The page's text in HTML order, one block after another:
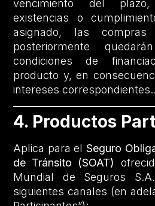
vencimiento del
existencias o
asignado, las
posteriormente
condiciones de
producto y, en
intereses correspondientes..
4. Productos
Aplica para el Seguro
de Tránsito (SOAT)
Mundial de Seguros
siguientes canales (en